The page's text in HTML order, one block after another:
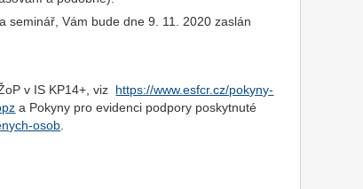
seminář, Vám bude dne 9. 11. 2020 zaslán
v IS KP14+, viz https://www.esfcr.cz/pokyny-
a Pokyny pro evidenci podpory poskytnuté
osob